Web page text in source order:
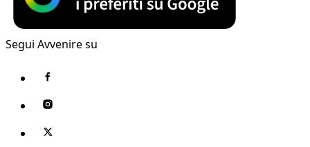
Segui Avvenire su